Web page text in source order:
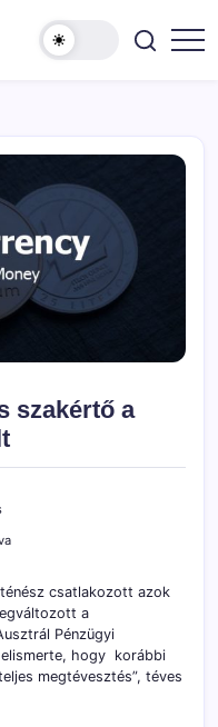
szakértő a
csatlakozott azok
a
Pénzügyi
hogy korábbi
megtévesztés”, téves